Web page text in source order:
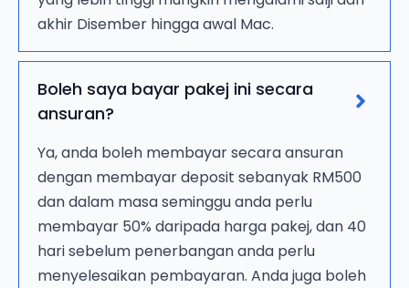
akhir Disember hingga awal Mac.
Boleh saya bayar pakej ini secara
ansuran?
Ya, anda boleh membayar secara ansuran
dengan membayar deposit sebanyak RM500
dan dalam masa seminggu anda perlu
membayar 50% daripada harga pakej, dan 40
hari sebelum penerbangan anda perlu
menyelesaikan pembayaran. Anda juga boleh